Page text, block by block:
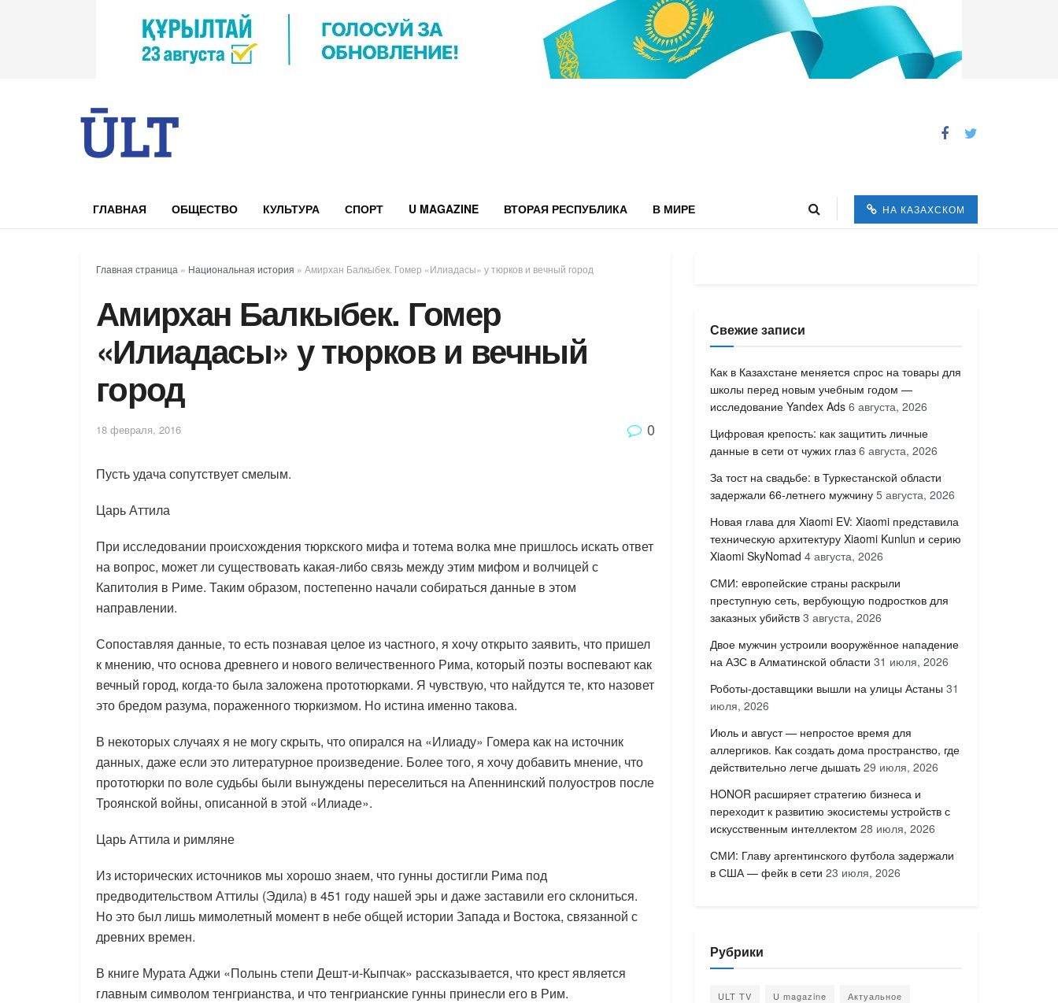
ГЛАВНАЯ ОБЩЕСТВО КУЛЬТУРА СПОРТ U MAGAZINE ВТОРАЯ РЕСПУБЛИКА В МИРЕ НА КАЗАХСКОМ
Главная страница » Национальная история » Амирхан Балкыбек. Гомер «Илиадасы» у тюрков и вечный город
Амирхан Балкыбек. Гомер
«Илиадасы» у тюрков и вечный
город
18 февраля, 2016 0
Пусть удача сопутствует смелым.
Царь Аттила
При исследовании происхождения тюркского мифа и тотема волка мне пришлось искать ответ
на вопрос, может ли существовать какая-либо связь между этим мифом и волчицей с
Капитолия в Риме. Таким образом, постепенно начали собираться данные в этом
направлении.
Сопоставляя данные, то есть познавая целое из частного, я хочу открыто заявить, что пришел
к мнению, что основа древнего и нового величественного Рима, который поэты воспевают как
вечный город, когда-то была заложена прототюрками. Я чувствую, что найдутся те, кто назовет
это бредом разума, пораженного тюркизмом. Но истина именно такова.
В некоторых случаях я не могу скрыть, что опирался на «Илиаду» Гомера как на источник
данных, даже если это литературное произведение. Более того, я хочу добавить мнение, что
прототюрки по воле судьбы были вынуждены переселиться на Апеннинский полуостров после
Троянской войны, описанной в этой «Илиаде».
Царь Аттила и римляне
Из исторических источников мы хорошо знаем, что гунны достигли Рима под
предводительством Аттилы (Эдила) в 451 году нашей эры и даже заставили его склониться.
Но это был лишь мимолетный момент в небе общей истории Запада и Востока, связанной с
древних времен.
В книге Мурата Аджи «Полынь степи Дешт-и-Кыпчак» рассказывается, что крест является
главным символом тенгрианства, и что тенгрианские гунны принесли его в Рим.
Свежие записи
Как в Казахстане меняется спрос на товары для
школы перед новым учебным годом —
исследование Yandex Ads 6 августа, 2026
Цифровая крепость: как защитить личные
данные в сети от чужих глаз 6 августа, 2026
За тост на свадьбе: в Туркестанской области
задержали 66-летнего мужчину 5 августа, 2026
Новая глава для Xiaomi EV: Xiaomi представила
техническую архитектуру Xiaomi Kunlun и серию
Xiaomi SkyNomad 4 августа, 2026
СМИ: европейские страны раскрыли
преступную сеть, вербующую подростков для
заказных убийств 3 августа, 2026
Двое мужчин устроили вооружённое нападение
на АЗС в Алматинской области 31 июля, 2026
Роботы-доставщики вышли на улицы Астаны 31
июля, 2026
Июль и август — непростое время для
аллергиков. Как создать дома пространство, где
действительно легче дышать 29 июля, 2026
HONOR расширяет стратегию бизнеса и
переходит к развитию экосистемы устройств с
искусственным интеллектом 28 июля, 2026
СМИ: Главу аргентинского футбола задержали
в США — фейк в сети 23 июля, 2026
Рубрики
ULT TV U magazine Актуальное